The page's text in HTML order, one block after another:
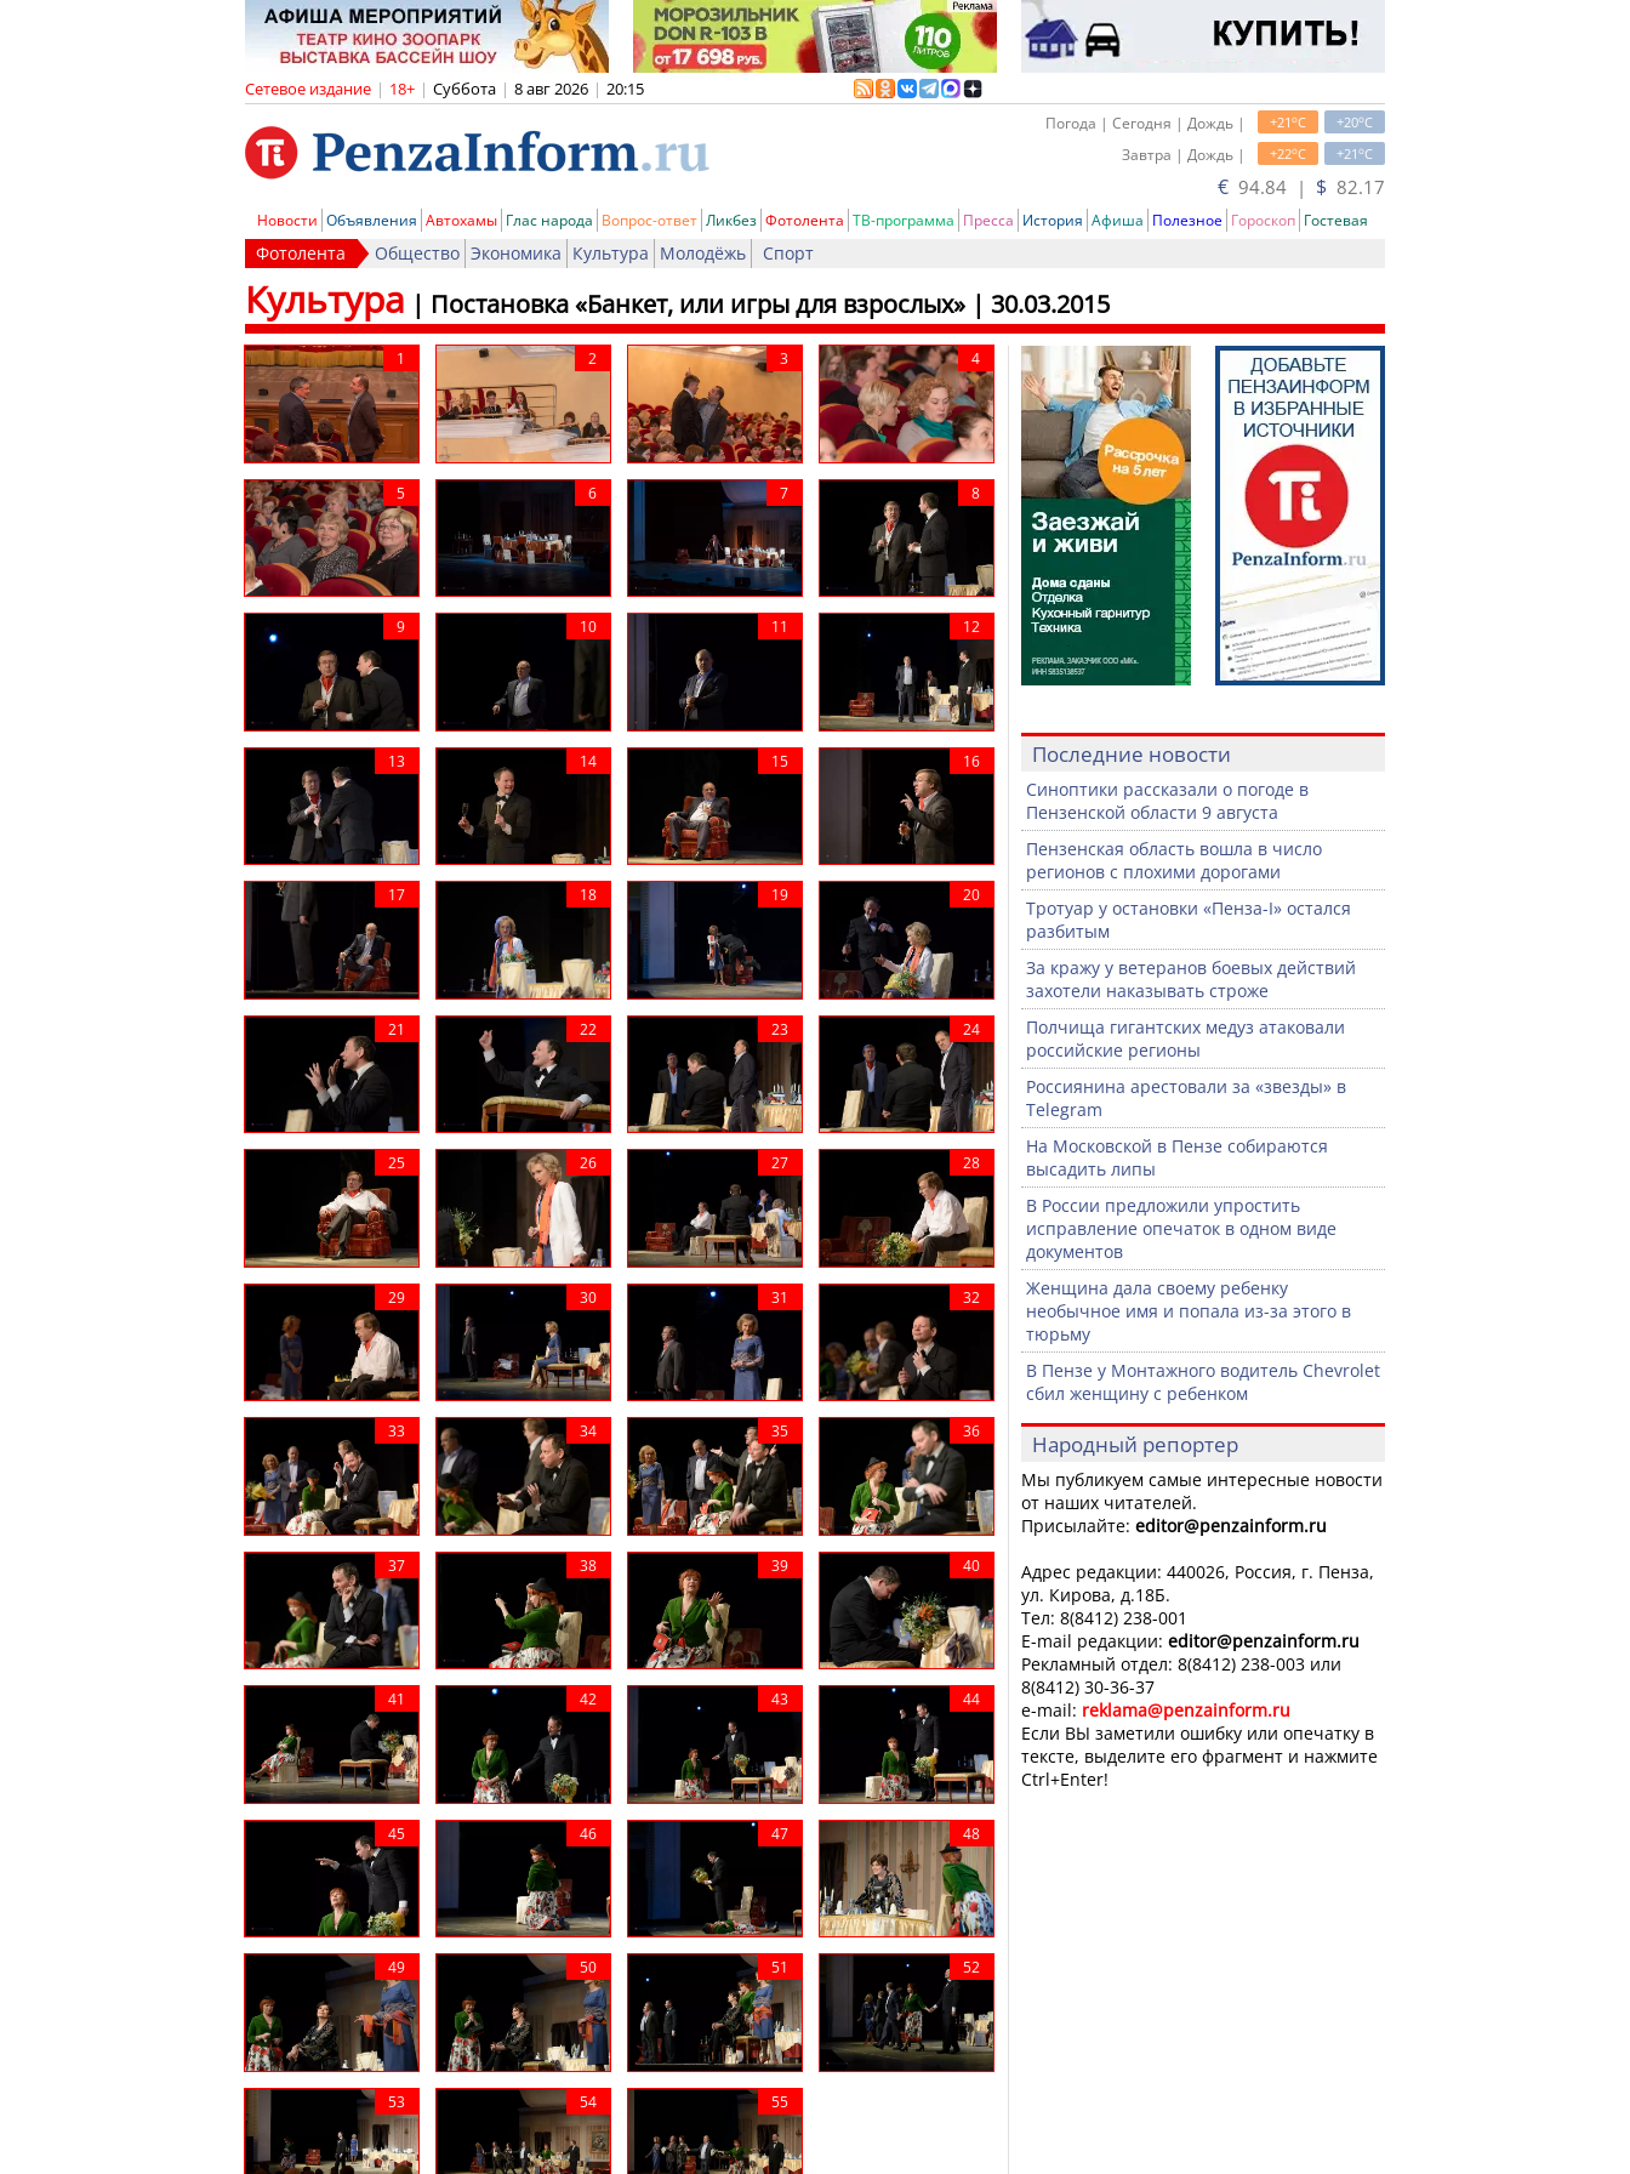
Сетевое издание | 18+ | Суббота | 8 авг 2026 | 20:15
+20oC
+21oC
Погода | Сегодня | Дождь |
+21oC
+22oC
Завтра | Дождь |
€ 94.84 | $ 82.17
Новости Объявления Автохамы Глас народа Вопрос-ответ Ликбез Фотолента ТВ-программа Пресса История Афиша Полезное Гороскоп Гостевая
Фотолента Общество Экономика Культура Молодёжь Спорт
Культура | Постановка «Банкет, или игры для взрослых» | 30.03.2015
Последние новости
Синоптики рассказали о погоде в
Пензенской области 9 августа
Пензенская область вошла в число
регионов с плохими дорогами
Тротуар у остановки «Пенза-I» остался
разбитым
За кражу у ветеранов боевых действий
захотели наказывать строже
Полчища гигантских медуз атаковали
российские регионы
Россиянина арестовали за «звезды» в
Telegram
На Московской в Пензе собираются
высадить липы
В России предложили упростить
исправление опечаток в одном виде
документов
Женщина дала своему ребенку
необычное имя и попала из-за этого в
тюрьму
В Пензе у Монтажного водитель Chevrolet
сбил женщину с ребенком
Народный репортер
Мы публикуем самые интересные новости
от наших читателей.
Присылайте: editor@penzainform.ru
Адрес редакции: 440026, Россия, г. Пенза,
ул. Кирова, д.18Б.
Тел: 8(8412) 238-001
E-mail редакции: editor@penzainform.ru
Рекламный отдел: 8(8412) 238-003 или
8(8412) 30-36-37
e-mail: reklama@penzainform.ru
Если ВЫ заметили ошибку или опечатку в
тексте, выделите его фрагмент и нажмите
Ctrl+Enter!